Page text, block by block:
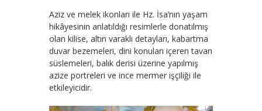
Aziz ve melek ikonları ile Hz. İsa’nın yaşam
hikâyesinin anlatıldığı resimlerle donatılmış
olan kilise, altın varaklı detayları, kabartma
duvar bezemeleri, dini konuları içeren tavan
süslemeleri, balık derisi üzerine yapılmış
azize portreleri ve ince mermer işçiliği ile
etkileyicidir.